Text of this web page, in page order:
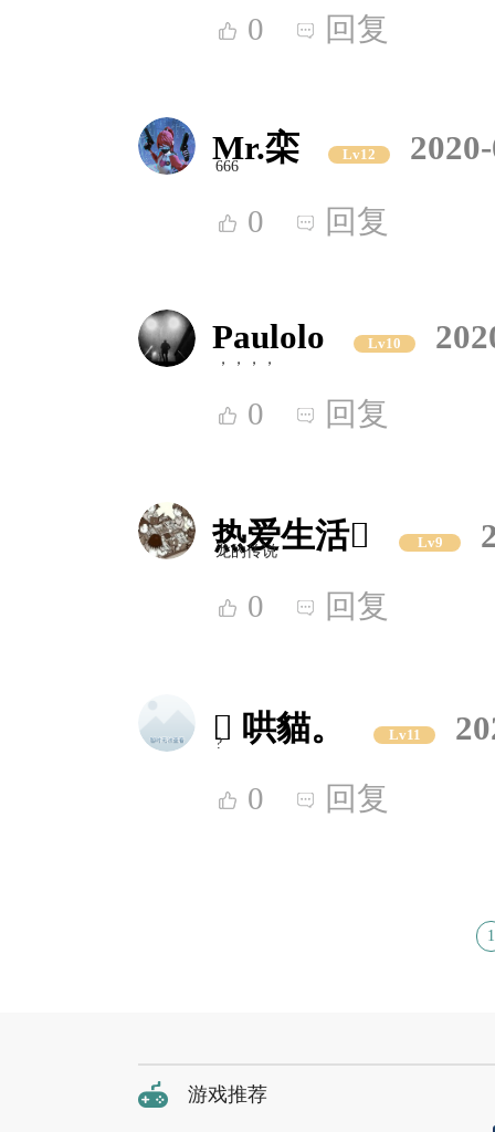
0 回复
Mr.栾 Lv12
666
0 回复
Paulolo Lv10
，，，，
0 回复
热爱生活 Lv9
龙的传说
0 回复
 哄貓。 Lv11
?
0 回复
1
游戏推荐